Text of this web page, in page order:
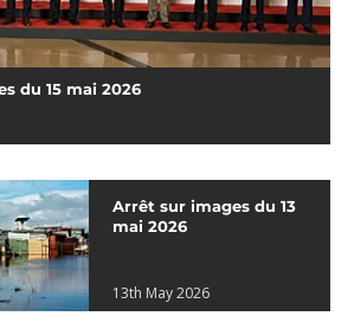
du 15 mai 2026
Arrêt sur images du 13
mai 2026
13th May 2026